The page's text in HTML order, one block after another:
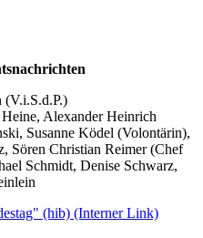
(V.i.S.d.P.)
Alexander Heinrich
Susanne Ködel (Volontärin),
Sören Christian Reimer (Chef
Schmidt, Denise Schwarz,
(hib) (Interner Link)